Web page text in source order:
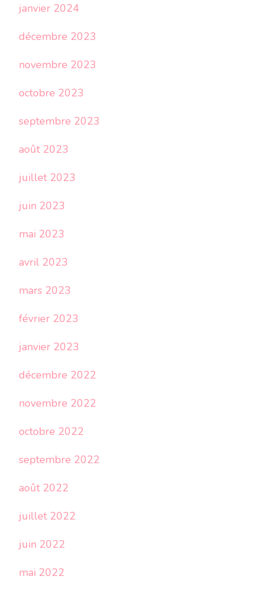
janvier 2024
décembre 2023
novembre 2023
octobre 2023
septembre 2023
août 2023
juillet 2023
juin 2023
mai 2023
avril 2023
mars 2023
février 2023
janvier 2023
décembre 2022
novembre 2022
octobre 2022
septembre 2022
août 2022
juillet 2022
juin 2022
mai 2022